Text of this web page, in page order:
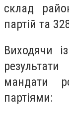
склад
партій та
Виходячи
мандати
партіями: